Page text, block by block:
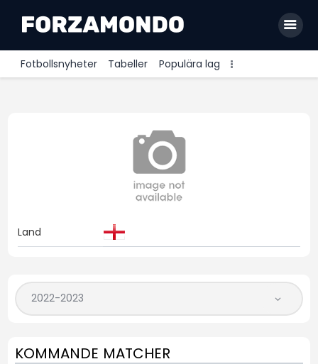
Fotbollsnyheter Tabeller Populära lag
Premier League
Land
KOMMANDE MATCHER